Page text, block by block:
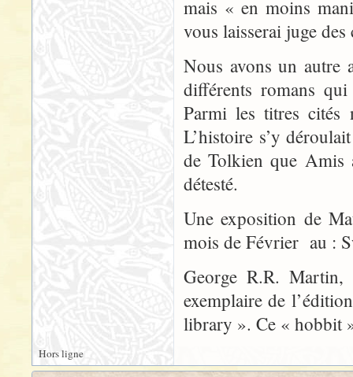
mais « en moins
vous laisserai juge
Nous avons un
différents romans
Parmi les titres
L’histoire s’y
de Tolkien que Amis
détesté.
Une exposition de
mois de Février au :
George R.R.
exemplaire de
library ». Ce « hobbit
Hors ligne